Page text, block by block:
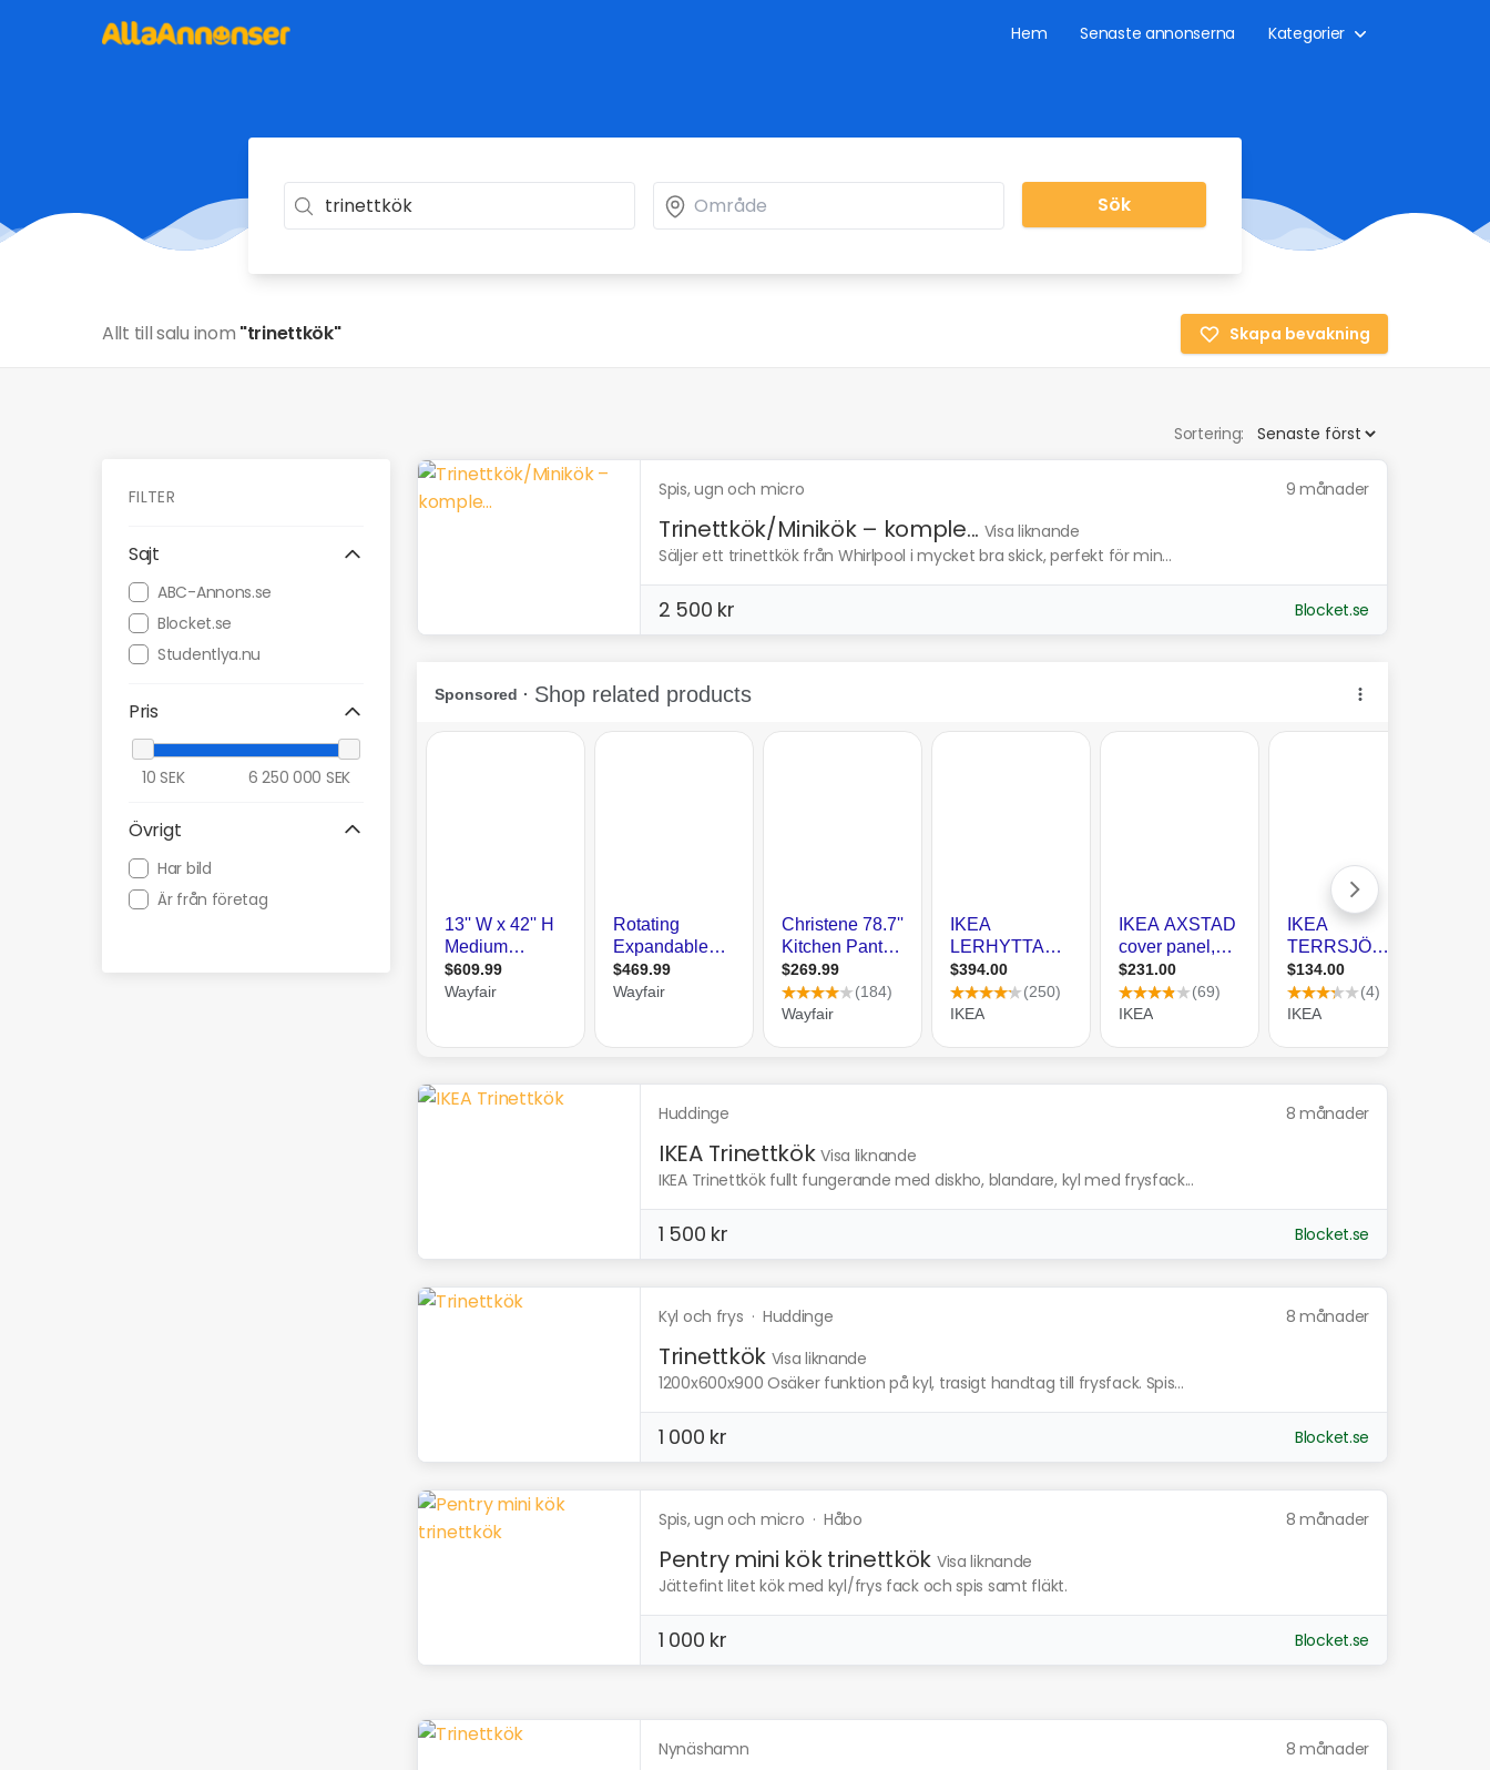
Hem Senaste annonserna Kategorier
Sök
Allt till salu inom "trinettkök" Skapa bevakning
Sortering:
FILTER
Sajt
ABC-Annons.se
Blocket.se
Studentlya.nu
Pris
10 SEK 6 250 000 SEK
Övrigt
Har bild
Är från företag
Spis, ugn och micro 9 månader
Trinettkök/Minikök – komple... Visa liknande
Säljer ett trinettkök från Whirlpool i mycket bra skick, perfekt för min...
2 500 kr Blocket.se
Huddinge 8 månader
IKEA Trinettkök Visa liknande
IKEA Trinettkök fullt fungerande med diskho, blandare, kyl med frysfack...
1 500 kr Blocket.se
Kyl och frys · Huddinge 8 månader
Trinettkök Visa liknande
1200x600x900 Osäker funktion på kyl, trasigt handtag till frysfack. Spis...
1 000 kr Blocket.se
Spis, ugn och micro · Håbo 8 månader
Pentry mini kök trinettkök Visa liknande
Jättefint litet kök med kyl/frys fack och spis samt fläkt.
1 000 kr Blocket.se
Nynäshamn 8 månader